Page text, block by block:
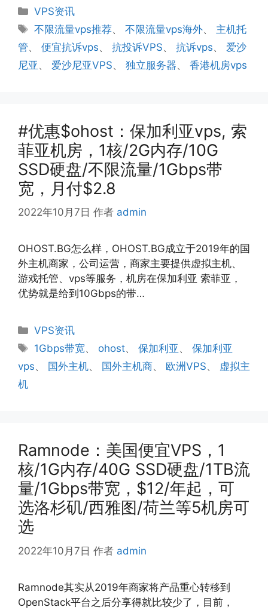
分
类
VPS资讯
标
签
不限流量vps推荐、不限流量vps海外、 主机托
管、 便宜抗诉vps、 抗投诉VPS、 抗诉vps、 爱沙
尼亚 、 爱沙尼亚VPS、 独立服务器、 香港机房vps
#优惠$ohost：保加利亚vps, 索
菲亚机房，1核/2G内存/10G
SSD硬盘/不限流量/1Gbps带
宽，月付$2.8
2022年10月7日 作者 admin
OHOST.BG怎么样，OHOST.BG成立于2019年的国
外主机商家，公司运营，商家主要提供虚拟主机、
游戏托管、vps等服务，机房在保加利亚 索菲亚，
优势就是给到10Gbps的带…
分
类
VPS资讯
标
1Gbps带宽、 ohost、保加利亚 、保加利亚
vps、 国外主机、 国外主机商、 欧洲VPS、 虚拟主
机
Ramnode：美国便宜VPS，1
核/1G内存/40G SSD硬盘/1TB流
量/1Gbps带宽，$12/年起，可
选洛杉矶/西雅图/荷兰等5机房可
选
2022年10月7日 作者 admin
Ramnode其实从2019年商家将产品重心转移到
OpenStack平台之后分享得就比较少了，目前，